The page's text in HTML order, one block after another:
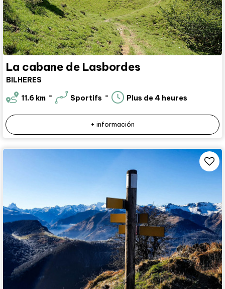
La cabane de Lasbordes
BILHERES
11.6 km Sportifs Plus de 4 heures
+ información